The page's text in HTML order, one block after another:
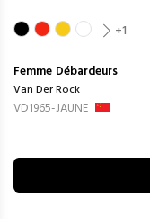
+1
Femme Débardeurs
Van Der Rock
VD1965-JAUNE